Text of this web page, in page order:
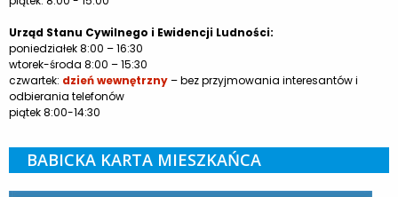
Urząd Stanu Cywilnego i Ewidencji Ludności:
poniedziałek 8:00 – 16:30
wtorek-środa 8:00 – 15:30
czwartek: dzień wewnętrzny– bez przyjmowania interesantów i
odbierania telefonów
piątek 8:00-14:30
BABICKA KARTA MIESZKAŃCA